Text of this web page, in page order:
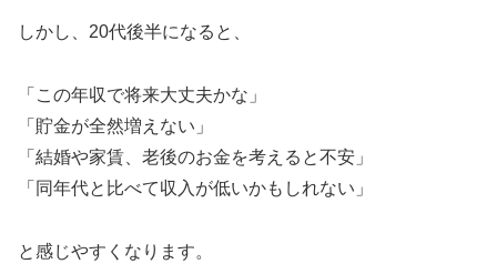
しかし、20代後半になると、
「この年収で将来大丈夫かな」
「貯金が全然増えない」
「結婚や家賃、老後のお金を考えると不安」
「同年代と比べて収入が低いかもしれない」
と感じやすくなります。